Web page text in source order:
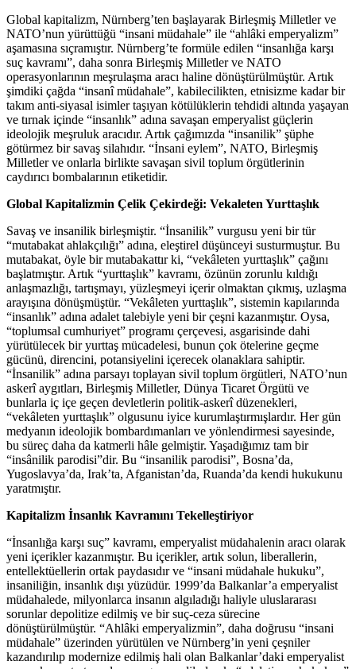
Global kapitalizm, Nürnberg’ten başlayarak Birleşmiş Milletler ve
NATO’nun yürüttüğü “insani müdahale” ile “ahlâki emperyalizm”
aşamasına sıçramıştır. Nürnberg’te formüle edilen “insanlığa karşı
suç kavramı”, daha sonra Birleşmiş Milletler ve NATO
operasyonlarının meşrulaşma aracı haline dönüştürülmüştür. Artık
şimdiki çağda “insanî müdahale”, kabilecilikten, etnisizme kadar bir
takım anti-siyasal isimler taşıyan kötülüklerin tehdidi altında yaşayan
ve tırnak içinde “insanlık” adına savaşan emperyalist güçlerin
ideolojik meşruluk aracıdır. Artık çağımızda “insanilik” şüphe
götürmez bir savaş silahıdır. “İnsani eylem”, NATO, Birleşmiş
Milletler ve onlarla birlikte savaşan sivil toplum örgütlerinin
caydırıcı bombalarının etiketidir.
Global Kapitalizmin Çelik Çekirdeği: Vekaleten Yurttaşlık
Savaş ve insanilik birleşmiştir. “İnsanilik” vurgusu yeni bir tür
“mutabakat ahlakçılığı” adına, eleştirel düşünceyi susturmuştur. Bu
mutabakat, öyle bir mutabakattır ki, “vekâleten yurttaşlık” çağını
başlatmıştır. Artık “yurttaşlık” kavramı, özünün zorunlu kıldığı
anlaşmazlığı, tartışmayı, yüzleşmeyi içerir olmaktan çıkmış, uzlaşma
arayışına dönüşmüştür. “Vekâleten yurttaşlık”, sistemin kapılarında
“insanlık” adına adalet talebiyle yeni bir çeşni kazanmıştır. Oysa,
“toplumsal cumhuriyet” programı çerçevesi, asgarisinde dahi
yürütülecek bir yurttaş mücadelesi, bunun çok ötelerine geçme
gücünü, direncini, potansiyelini içerecek olanaklara sahiptir.
“İnsanilik” adına parsayı toplayan sivil toplum örgütleri, NATO’nun
askerî aygıtları, Birleşmiş Milletler, Dünya Ticaret Örgütü ve
bunlarla iç içe geçen devletlerin politik-askerî düzenekleri,
“vekâleten yurttaşlık” olgusunu iyice kurumlaştırmışlardır. Her gün
medyanın ideolojik bombardımanları ve yönlendirmesi sayesinde,
bu süreç daha da katmerli hâle gelmiştir. Yaşadığımız tam bir
“insânilik parodisi”dir. Bu “insanilik parodisi”, Bosna’da,
Yugoslavya’da, Irak’ta, Afganistan’da, Ruanda’da kendi hukukunu
yaratmıştır.
Kapitalizm İnsanlık Kavramını Tekelleştiriyor
“İnsanlığa karşı suç” kavramı, emperyalist müdahalenin aracı olarak
yeni içerikler kazanmıştır. Bu içerikler, artık solun, liberallerin,
entellektüellerin ortak paydasıdır ve “insani müdahale hukuku”,
insaniliğin, insanlık dışı yüzüdür. 1999’da Balkanlar’a emperyalist
müdahalede, milyonlarca insanın algıladığı haliyle uluslararası
sorunlar depolitize edilmiş ve bir suç-ceza sürecine
dönüştürülmüştür. “Ahlâki emperyalizmin”, daha doğrusu “insani
müdahale” üzerinden yürütülen ve Nürnberg’in yeni çeşniler
kazandırılıp modernize edilmiş hali olan Balkanlar’daki emperyalist